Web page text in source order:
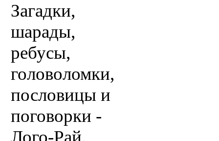
Загадки,
шарады,
ребусы,
головоломки,
пословицы и
поговорки -
Лого-Рай.